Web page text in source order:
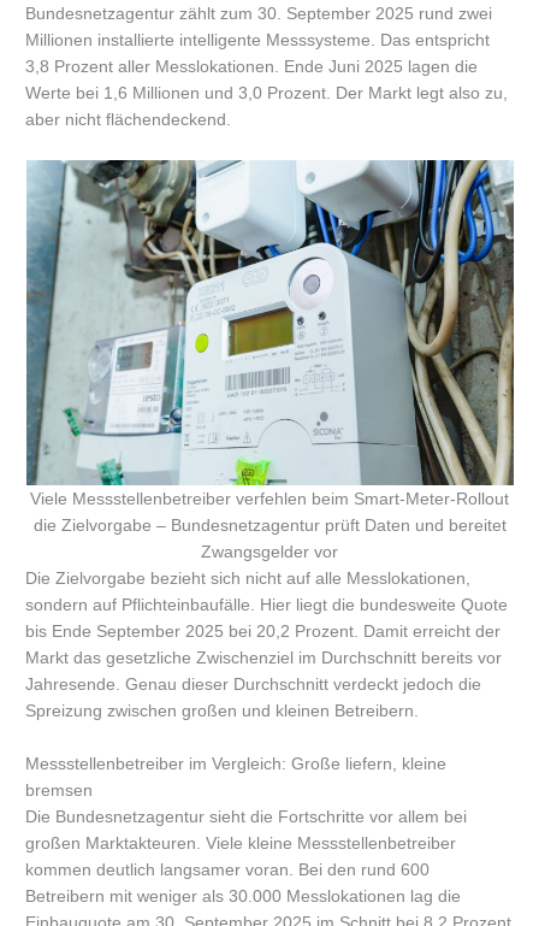
Bundesnetzagentur zählt zum 30. September 2025 rund zwei
Millionen installierte intelligente Messsysteme. Das entspricht
3,8 Prozent aller Messlokationen. Ende Juni 2025 lagen die
Werte bei 1,6 Millionen und 3,0 Prozent. Der Markt legt also zu,
aber nicht flächendeckend.
Viele Messstellenbetreiber verfehlen beim Smart-Meter-Rollout
die Zielvorgabe – Bundesnetzagentur prüft Daten und bereitet
Zwangsgelder vor
Die Zielvorgabe bezieht sich nicht auf alle Messlokationen,
sondern auf Pflichteinbaufälle. Hier liegt die bundesweite Quote
bis Ende September 2025 bei 20,2 Prozent. Damit erreicht der
Markt das gesetzliche Zwischenziel im Durchschnitt bereits vor
Jahresende. Genau dieser Durchschnitt verdeckt jedoch die
Spreizung zwischen großen und kleinen Betreibern.
Messstellenbetreiber im Vergleich: Große liefern, kleine
bremsen
Die Bundesnetzagentur sieht die Fortschritte vor allem bei
großen Marktakteuren. Viele kleine Messstellenbetreiber
kommen deutlich langsamer voran. Bei den rund 600
Betreibern mit weniger als 30.000 Messlokationen lag die